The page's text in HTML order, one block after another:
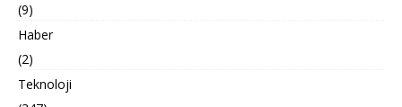
(9)
Haber
(2)
Teknoloji